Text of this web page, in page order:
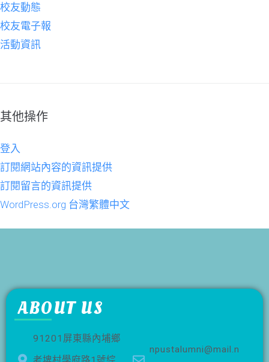
校友動態
校友電子報
活動資訊
其他操作
登入
訂閱網站內容的資訊提供
訂閱留言的資訊提供
WordPress.org 台灣繁體中文
ABOUT US
91201屏東縣內埔鄉
npustalumni@mail.n